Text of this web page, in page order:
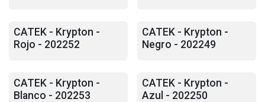
CATEK - Krypton -
Rojo - 202252
CATEK - Krypton -
Negro - 202249
CATEK - Krypton -
Blanco - 202253
CATEK - Krypton -
Azul - 202250